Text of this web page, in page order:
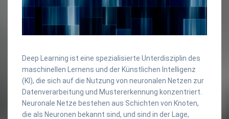
Deep Learning ist eine spezialisierte Unterdisziplin des
maschinellen Lernens und der Künstlichen Intelligenz
(KI), die sich auf die Nutzung von neuronalen Netzen zur
Datenverarbeitung und Mustererkennung konzentriert.
Neuronale Netze bestehen aus Schichten von Knoten,
die als Neuronen bekannt sind, und sind in der Lage,